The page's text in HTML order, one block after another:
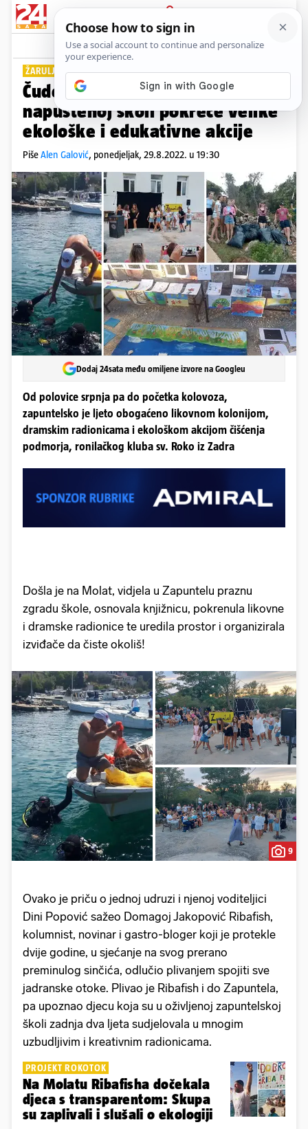
PRIJAVA
Lifestyle Komentari
ŽARULJICA ZA MOLAT
Čudo na otoku: Mala udruga u
napuštenoj školi pokreće velike
ekološke i edukativne akcije
PišeAlen Galović, ponedjeljak, 29.8.2022. u 19:30
Dodaj 24sata među omiljene izvore na Googleu
Od polovice srpnja pa do početka kolovoza,
zapuntelsko je ljeto obogaćeno likovnom kolonijom,
dramskim radionicama i ekološkom akcijom čišćenja
podmorja, ronilačkog kluba sv. Roko iz Zadra
Došla je na Molat, vidjela u Zapuntelu praznu
zgradu škole, osnovala knjižnicu, pokrenula likovne
i dramske radionice te uredila prostor i organizirala
izviđače da čiste okoliš!
9
Ovako je priču o jednoj udruzi i njenoj voditeljici
Dini Popović sažeo Domagoj Jakopović Ribafish,
kolumnist, novinar i gastro-bloger koji je protekle
dvije godine, u sjećanje na svog prerano
preminulog sinčića, odlučio plivanjem spojiti sve
jadranske otoke. Plivao je Ribafish i do Zapuntela,
pa upoznao djecu koja su u oživljenoj zapuntelskoj
školi zadnja dva ljeta sudjelovala u mnogim
uzbudljivim i kreativnim radionicama.
PROJEKT ROKOTOK
Na Molatu Ribafisha dočekala
djeca s transparentom: Skupa
su zaplivali i slušali o ekologiji